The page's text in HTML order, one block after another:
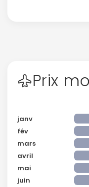
Prix
janv
fév
mars
avril
mai
juin